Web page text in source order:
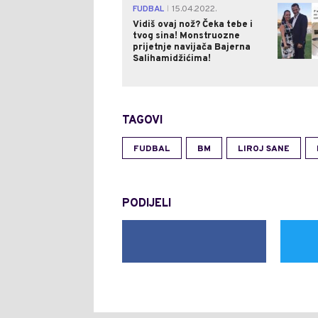
FUDBAL
15.04.2022.
Vidiš ovaj nož? Čeka tebe i
tvog sina! Monstruozne
prijetnje navijača Bajerna
Salihamidžićima!
TAGOVI
FUDBAL BM LIROJ SANE
PODIJELI